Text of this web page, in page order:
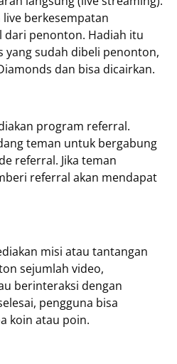
berkesempatan
penonton. Hadiah itu
yang sudah dibeli penonton,
dan bisa dicairkan.
program referral.
teman untuk bergabung
referral. Jika teman
referral akan mendapat
misi atau tantangan
sejumlah video,
berinteraksi dengan
pengguna bisa
koin atau poin.